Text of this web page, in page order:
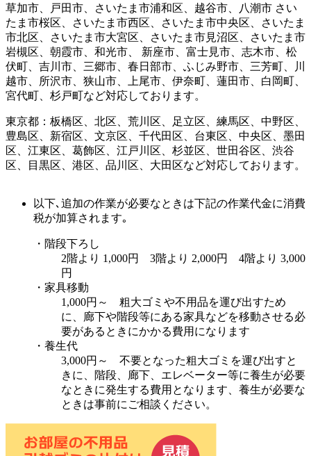
草加市、戸田市、さいたま市浦和区、越谷市、八潮市 さい
たま市桜区、さいたま市西区、さいたま市中央区、さいたま
市北区、さいたま市大宮区、さいたま市見沼区、さいたま市
岩槻区、朝霞市、和光市、 新座市、富士見市、志木市、松
伏町、吉川市、三郷市、春日部市、ふじみ野市、三芳町、川
越市、所沢市、狭山市、上尾市、伊奈町、蓮田市、白岡町、
宮代町、杉戸町など対応しております。
東京都：板橋区、北区、荒川区、足立区、練馬区、中野区、
豊島区、新宿区、文京区、千代田区、台東区、中央区、墨田
区、江東区、葛飾区、江戸川区、杉並区、世田谷区、渋谷
区、目黒区、港区、品川区、大田区など対応しております。
以下､追加の作業が必要なときは下記の作業代金に消費
税が加算されます｡
・階段下ろし
2階より 1,000円 3階より 2,000円 4階より 3,000
円
・家具移動
1,000円～ 粗大ゴミや不用品を運び出すため
に、廊下や階段等にある家具などを移動させる必
要があるときにかかる費用になります
・養生代
3,000円～ 不要となった粗大ゴミを運び出すと
きに、階段、廊下、エレベーター等に養生が必要
なときに発生する費用となります、養生が必要な
ときは事前にご相談ください。